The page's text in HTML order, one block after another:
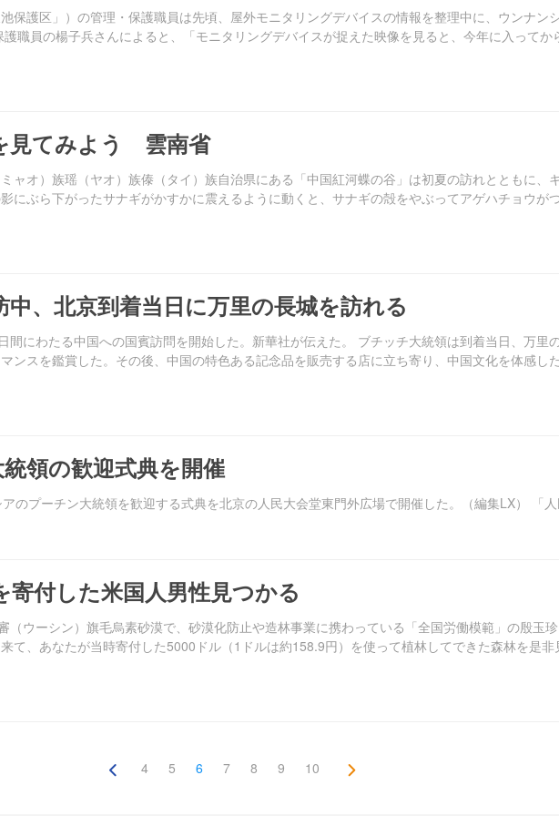
保護区」）の管理・保護職員は先頃、屋外モニタリングデバイスの情報を整理中に、ウンナン
職員の楊子兵さんによると、「モニタリングデバイスが捉えた映像を見ると、今年に入って
見てみよう 雲南省
ャオ）族瑶（ヤオ）族傣（タイ）族自治県にある「中国紅河蝶の谷」は初夏の訪れとともに、
にぶら下がったサナギがかすかに震えるように動くと、サナギの殻をやぶってアゲハチョウが
、北京到着当日に万里の長城を訪れる
にわたる中国への国賓訪問を開始した。新華社が伝えた。 ブチッチ大統領は到着当日、万里
ンスを鑑賞した。その後、中国の特色ある記念品を販売する店に立ち寄り、中国文化を体感し
領の歓迎式典を開催
のプーチン大統領を歓迎する式典を北京の人民大会堂東門外広場で開催した。（編集LX） 「
付した米国人男性見つかる
ウーシン）旗毛烏素砂漠で、砂漠化防止や造林事業に携わっている「全国労働模範」の殷玉
て、あなたが当時寄付した5000ドル（1ドルは約158.9円）を使って植林してできた森林を是
4 5 6 7 8 9 10